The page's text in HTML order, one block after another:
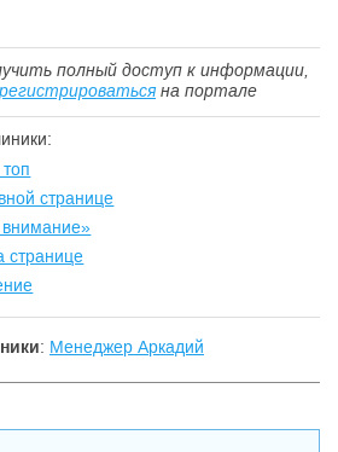
полный доступ к информации,
на портале
странице
внимание»
странице
: Менеджер Аркадий